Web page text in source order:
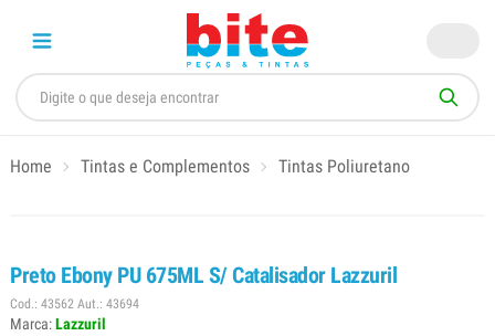
Home Tintas e Complementos Tintas Poliuretano
Preto Ebony PU 675ML S/ Catalisador Lazzuril
Cod.: 43562 Aut.: 43694
Marca:Lazzuril